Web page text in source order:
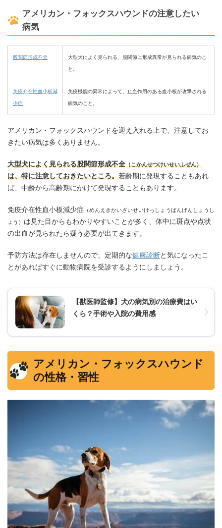
アメリカン・フォックスハウンドの注意したい
病気
股関節形成不全
大型犬によく見られる、股関節に形成異常が見られる病気のこ
と。
免疫介在性血小板減
少症
免疫機能の異常によって、止血作用のある血小板が攻撃される
病気のこと。
アメリカン・フォックスハウンドを迎え入れる上で、注意してお
きたい病気は多くありません。
大型犬によく見られる股関節形成不全（こかんせつけいせいふぜん）
は、特に注意しておきたいところ。若齢期に発現することもあれ
ば、中齢から高齢期にかけて発現することもあります。
免疫介在性血小板減少症 （めんえきかいざいせいけっしょうばんげんしょうし
ょう） は見た目からもわかりやすいことが多く、体中に斑点や点状
の出血が見られたら疑う必要が出てきます。
予防方法は存在しませんので、定期的な健康診断と気になったこ
とがあればすぐに動物病院を受診するようにしましょう。
【獣医師監修】犬の病気別の治療費はい
くら？手術や入院の費用感
アメリカン・フォックスハウンド
の性格・習性